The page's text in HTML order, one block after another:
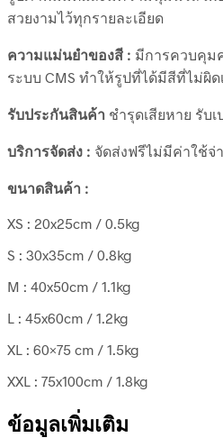
สวยงามไว้ทุกรายละเอียด
ความแม่นยำของสี : มีการควบคุม
ระบบ CMS ทำให้รูปที่ได้มีสีที่ไม่ผิด
รับประกันสินค้า ชำรุดเสียหาย รับ
บริการจัดส่ง : จัดส่งฟรีไม่มีค่าใช้จ่
ขนาดสินค้า :
XS : 20x25cm / 0.5kg
S : 30x35cm / 0.8kg
M : 40x50cm / 1.1kg
L : 45x60cm / 1.2kg
XL : 60×75 cm / 1.5kg
XXL : 75x100cm / 1.8kg
ข้อมูลเพิ่มเติม